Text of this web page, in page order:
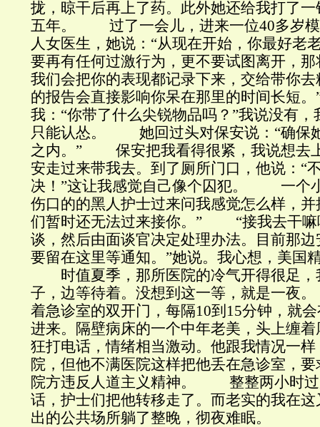
拢，晾干后再上了药。此外她还给我打了
五年。 过了一会儿，进来一位40多岁模
人女医生，她说：“从现在开始，你最好老
要再有任何过激行为，更不要试图离开，
我们会把你的表现都记录下来，交给带你
的报告会直接影响你呆在那里的时间长
我：“你带了什么尖锐物品吗？”我说没有
只能认怂。 她回过头对保安说：“确保
之内。” 保安把我看得很紧，我说想去
安走过来带我去。到了厕所门口，他说：“
决！”这让我感觉自己像个囚犯。 一个
伤口的的黑人护士过来问我感觉怎么样，
们暂时还无法过来接你。” “接我去干
谈，然后由面谈官决定处理办法。目前那
要留在这里等通知。”她说。我心想，美国
时值夏季，那所医院的冷气开得很足，
子，边等待着。没想到这一等，就是一
着急诊室的双开门，每隔10到15分钟，就
进来。隔壁病床的一个中年老美，头上缠
狂打电话，情绪相当激动。他跟我情况一
院，但他不满医院这样把他丢在急诊室，
院方违反人道主义精神。 整整两小时过
话，护士们把他转移走了。而老实的我在
出的公共场所躺了整晚，彻夜难眠。